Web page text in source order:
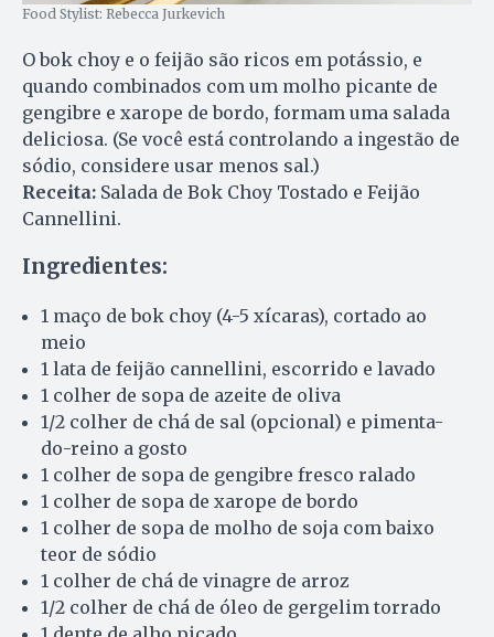
Food Stylist: Rebecca Jurkevich
O bok choy e o feijão são ricos em potássio, e
quando combinados com um molho picante de
gengibre e xarope de bordo, formam uma salada
deliciosa. (Se você está controlando a ingestão de
sódio, considere usar menos sal.)
Receita: Salada de Bok Choy Tostado e Feijão
Cannellini.
Ingredientes:
1 maço de bok choy (4-5 xícaras), cortado ao
meio
1 lata de feijão cannellini, escorrido e lavado
1 colher de sopa de azeite de oliva
1/2 colher de chá de sal (opcional) e pimenta-
do-reino a gosto
1 colher de sopa de gengibre fresco ralado
1 colher de sopa de xarope de bordo
1 colher de sopa de molho de soja com baixo
teor de sódio
1 colher de chá de vinagre de arroz
1/2 colher de chá de óleo de gergelim torrado